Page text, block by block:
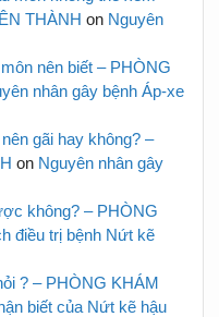
THÀNH on Nguyên
nên biết – PHÒNG
nhân gây bệnh Áp-xe
gãi hay không? –
on Nguyên nhân gây
không? – PHÒNG
điều trị bệnh Nứt kẽ
? – PHÒNG KHÁM
biết của Nứt kẽ hậu